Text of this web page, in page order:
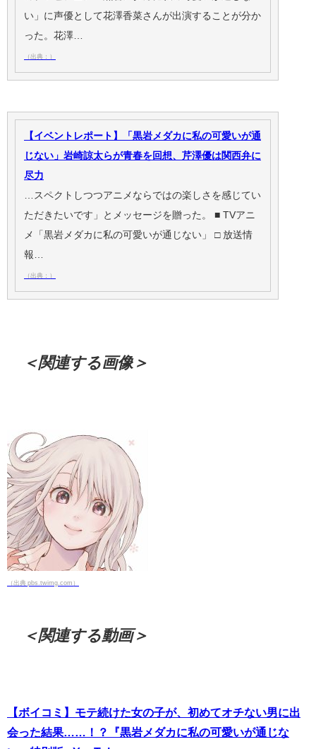
い」に声優として花澤香菜さんが出演することが分か
った。花澤…
（出典：）
【イベントレポート】「黒岩メダカに私の可愛いが通
じない」岩崎諒太らが青春を回想、芹澤優は関西弁に
尽力
…スペクトしつつアニメならではの楽しさを感じてい
ただきたいです」とメッセージを贈った。 ■ TVアニ
メ「黒岩メダカに私の可愛いが通じない」 □ 放送情
報…
（出典：）
＜関連する画像＞
（出典 pbs.twimg.com）
＜関連する動画＞
【ボイコミ】モテ続けた女の子が、初めてオチない男に出
会った結果……！？『黒岩メダカに私の可愛いが通じな